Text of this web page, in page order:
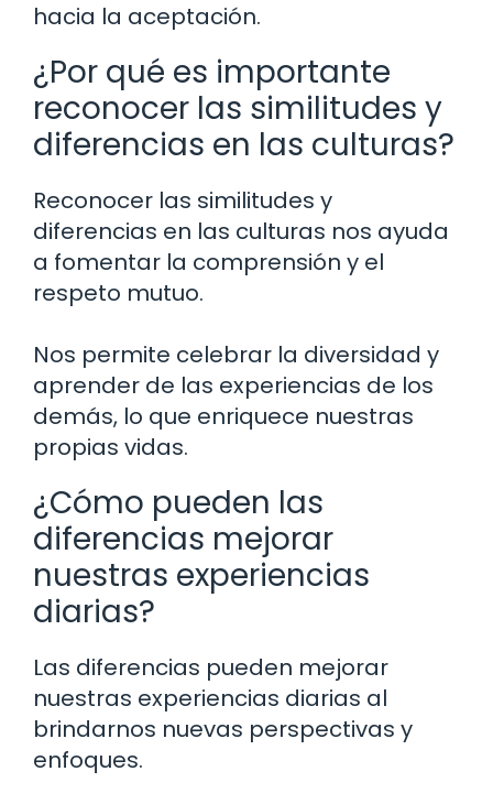
hacia la aceptación.
¿Por qué es importante
reconocer las similitudes y
diferencias en las culturas?
Reconocer las similitudes y
diferencias en las culturas nos ayuda
a fomentar la comprensión y el
respeto mutuo.
Nos permite celebrar la diversidad y
aprender de las experiencias de los
demás, lo que enriquece nuestras
propias vidas.
¿Cómo pueden las
diferencias mejorar
nuestras experiencias
diarias?
Las diferencias pueden mejorar
nuestras experiencias diarias al
brindarnos nuevas perspectivas y
enfoques.